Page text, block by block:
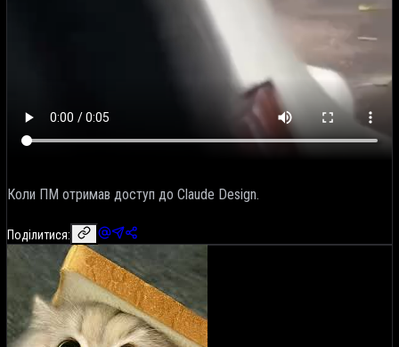
Коли ПМ отримав доступ до Claude Design.
Поділитися: